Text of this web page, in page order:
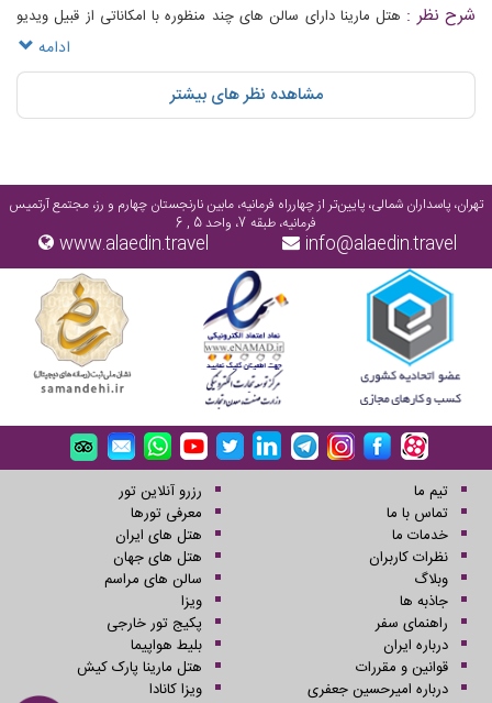
شرح نظر : هتل مارینا دارای سالن های چند منظوره با امکاناتی از قبیل ویدیو
پروژکتور و تجهیزات صوتی است که برای برگزاری مراسم، جلسات، کنفرانس ها و
... مناسب می باشند.
ادامه
مشاهده نظر های بیشتر
تهران، پاسداران شمالی، پایین‌تر از چهارراه فرمانیه، مابین نارنجستان چهارم و رز، مجتمع آرتمیس
فرمانیه، طبقه 7، واحد 5 , 6
info@alaedin.travel
www.alaedin.travel
تیم ما
تماس با ما
خدمات ما
نظرات کاربران
وبلاگ
جاذبه ها
راهنمای سفر
درباره ایران
قوانین و مقررات
درباره امیرحسین جعفری
رزرو آنلاین تور
معرفی تورها
هتل های ایران
هتل های جهان
سالن های مراسم
ویزا
پکیج تور خارجی
بلیط هواپیما
هتل مارینا پارک کیش
ویزا کانادا